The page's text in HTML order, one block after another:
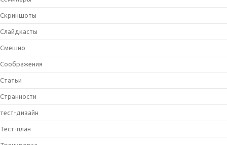
Скриншоты
Слайдкасты
Смешно
Соображения
Статьи
Странности
тест-дизайн
Тест-план